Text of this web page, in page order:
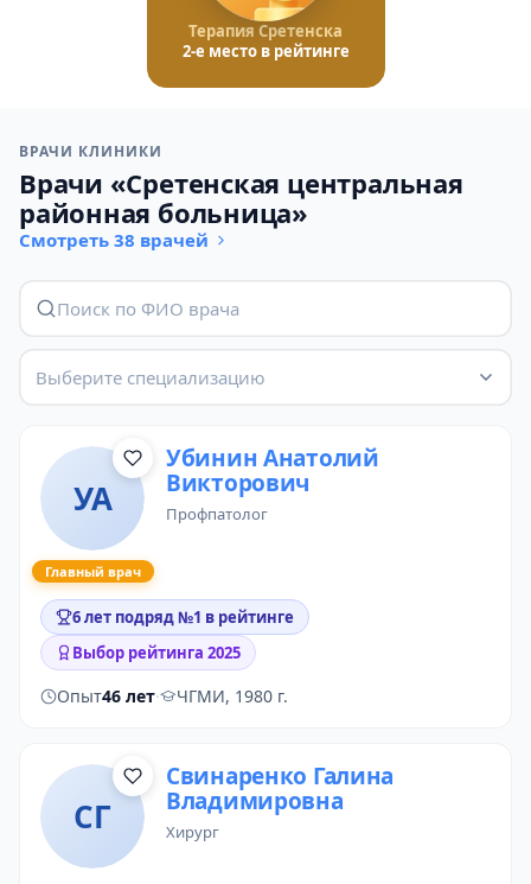
Терапия Сретенска
2-е место в рейтинге
ВРАЧИ КЛИНИКИ
Врачи «Сретенская центральная
районная больница»
Смотреть 38 врачей
Выберите специализацию
УА
Главный врач
Убинин Анатолий
Викторович
профпатолог
6 лет подряд №1 в рейтинге
Выбор рейтинга 2025
Опыт46 лет· ЧГМИ, 1980 г.
СГ
Свинаренко Галина
Владимировна
хирург